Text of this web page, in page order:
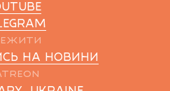
НА НОВИНИ